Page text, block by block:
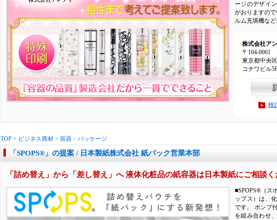
ージのデザイ
がおりますの
ルム充填機な
株式会社ア
〒104-0061
東京都中央
コチワビル
検
TOP > ビジネス商材 > 容器・パッケージ
「SPOPS®」の提案 / 日本製紙株式会社 紙パック営業本部
「詰め替え」から「差し替え」へ 液体化粧品の紙容器は日本製紙にご相談く
■SPOPS®（ス
ップス）は、
です。 ポンプ
を組み合わせ